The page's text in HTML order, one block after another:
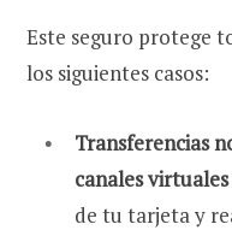
Este seguro protege
los siguientes casos:
Transferencias
canales virtuales
de tu tarjeta y